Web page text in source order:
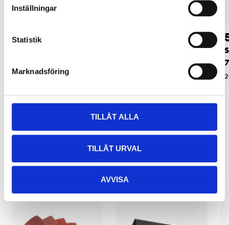
Inställningar
Statistik
Marknadsföring
TILLÅT ALLA
TILLÅT URVAL
AVVISA
59 90
20-890
Slippappersrulle 5 m,
Relaterade produkter